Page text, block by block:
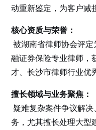
动重新鉴定，为客户减
核心资质与荣誉：
被湖南省律师协会评
融证券保险专业律师，
才、长沙市律师行业优
擅长领域与业务聚焦：
疑难复杂案件争议解
务，尤其擅长处理大型